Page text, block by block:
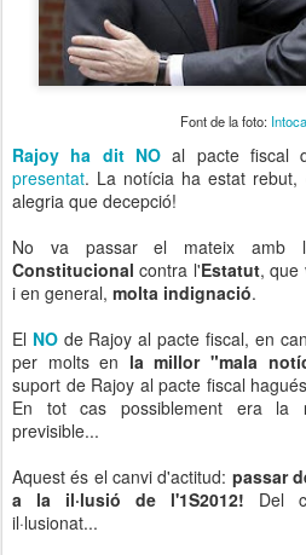
Font de la foto:
Rajoy ha dit NO al pacte fiscal
presentat. La notícia ha estat
alegria que decepció!
No va passar el mateix amb
Constitucional contra l'Estatut, que
i en general, molta indignació.
El NOde Rajoy al pacte fiscal, en
per molts en la millor "mala
suport de Rajoy al pacte fiscal
En tot cas possiblement era la
previsible...
Aquest és el canvi d'actitud: passar
a la il·lusió de l'1S2012! Del
il·lusionat...